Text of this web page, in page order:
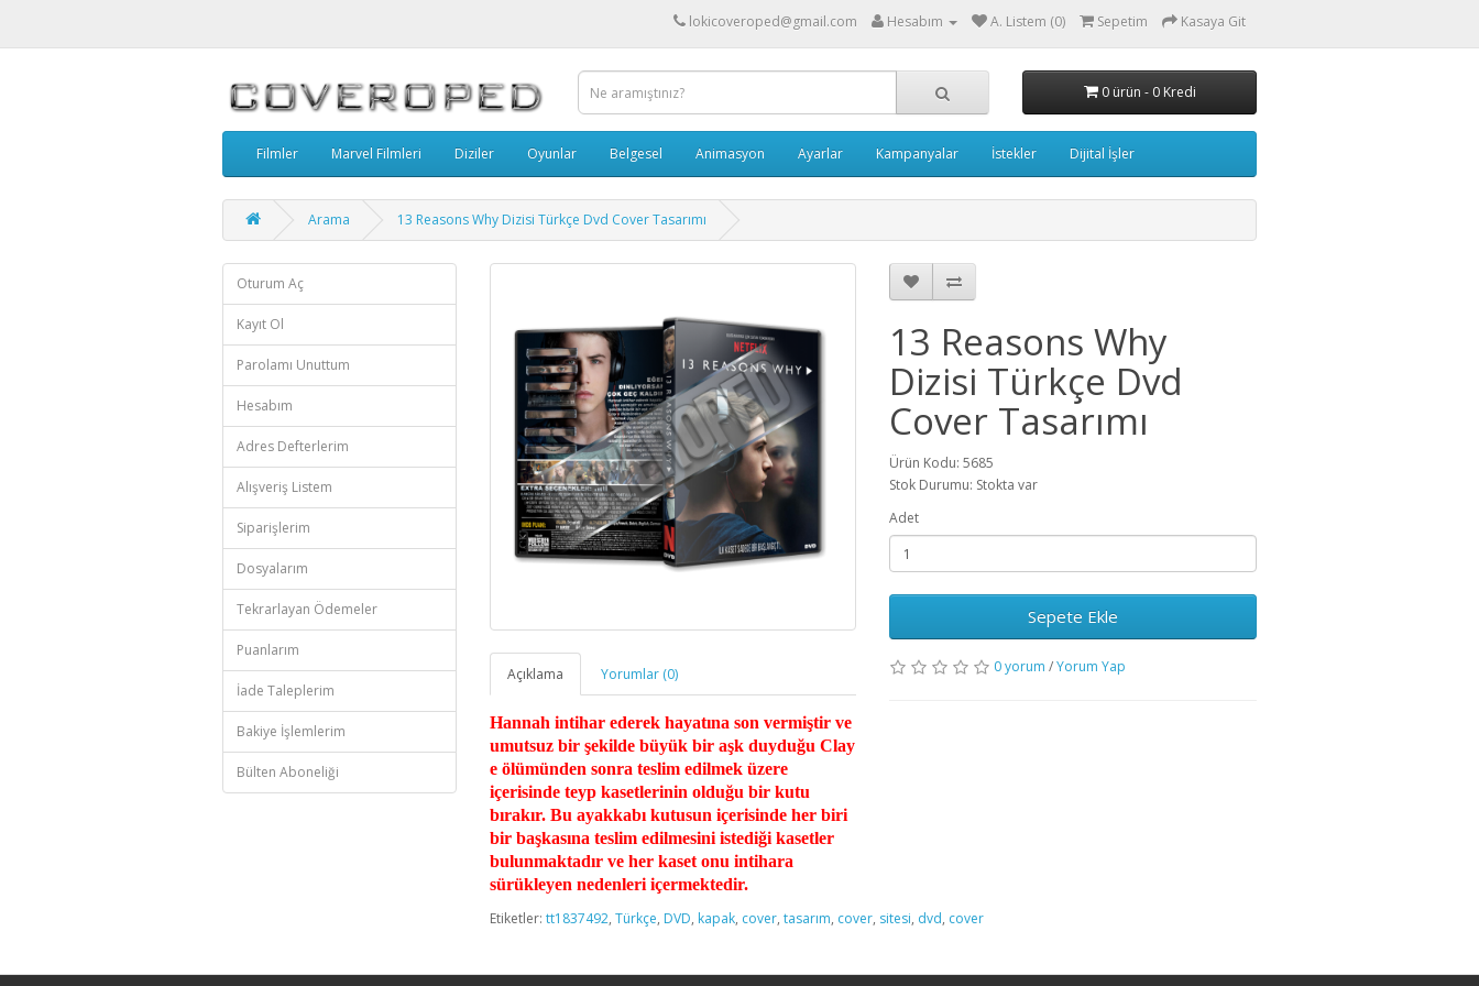
lokicoveroped@gmail.com Hesabım A. Listem (0) Sepetim Kasaya Git
0 ürün - 0 Kredi
Filmler Marvel Filmleri Diziler Oyunlar Belgesel Animasyon Ayarlar Kampanyalar İstekler Dijital İşler
Arama 13 Reasons Why Dizisi Türkçe Dvd Cover Tasarımı
Oturum Aç
Kayıt Ol
Parolamı Unuttum
Hesabım
Adres Defterlerim
Alışveriş Listem
Siparişlerim
Dosyalarım
Tekrarlayan Ödemeler
Puanlarım
İade Taleplerim
Bakiye İşlemlerim
Bülten Aboneliği
Açıklama Yorumlar (0)
Hannah intihar ederek hayatına son vermiştir ve
umutsuz bir şekilde büyük bir aşk duyduğu Clay
e ölümünden sonra teslim edilmek üzere
içerisinde teyp kasetlerinin olduğu bir kutu
bırakır. Bu ayakkabı kutusun içerisinde her biri
bir başkasına teslim edilmesini istediği kasetler
bulunmaktadır ve her kaset onu intihara
sürükleyen nedenleri içermektedir.
13 Reasons Why
Dizisi Türkçe Dvd
Cover Tasarımı
Ürün Kodu: 5685
Stok Durumu: Stokta var
Adet
Sepete Ekle
0 yorum /Yorum Yap
Etiketler: tt1837492, Türkçe, DVD, kapak, cover, tasarım, cover, sitesi, dvd, cover